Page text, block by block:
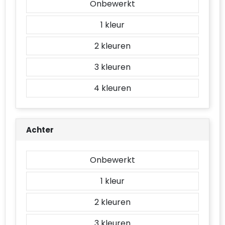
Accessoires voor tassen
Duffeltassen
Aktetassen
Waterbestendige tassen
Opvouwbare tassen
Goodiebags
Onbewerkt
1
2
3
4
Achter
Onbewerkt
1
2